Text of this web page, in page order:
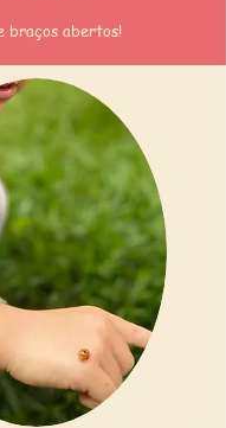
braços abertos!